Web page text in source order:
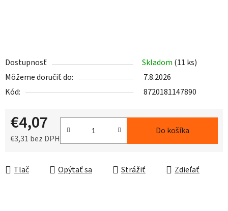
Dostupnosť Skladom (11 ks)
Môžeme doručiť do:
7.8.2026
Kód:
8720181147890
€4,07
€3,31 bez DPH
Do košíka
Tlač Opýtať sa Strážiť Zdieľať